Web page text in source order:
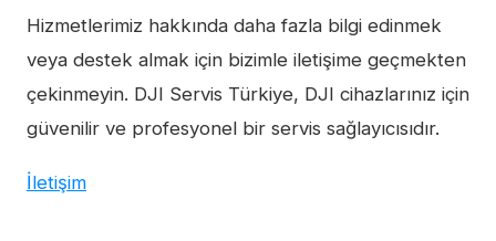
Hizmetlerimiz hakkında daha fazla bilgi edinmek
veya destek almak için bizimle iletişime geçmekten
çekinmeyin. DJI Servis Türkiye, DJI cihazlarınız için
güvenilir ve profesyonel bir servis sağlayıcısıdır.
İletişim